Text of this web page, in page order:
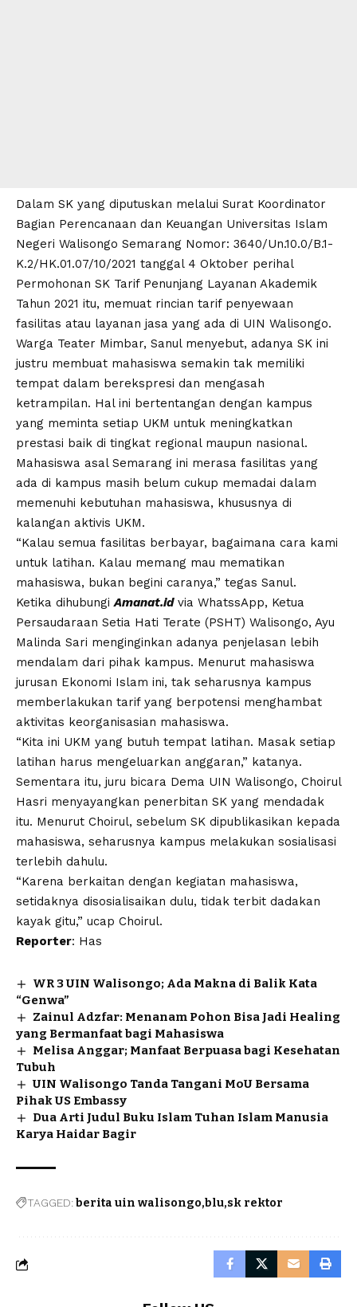
Dalam SK yang diputuskan melalui Surat Koordinator
Bagian Perencanaan dan Keuangan Universitas Islam
Negeri Walisongo Semarang Nomor: 3640/Un.10.0/B.1-
K.2/HK.01.07/10/2021 tanggal 4 Oktober perihal
Permohonan SK Tarif Penunjang Layanan Akademik
Tahun 2021 itu, memuat rincian tarif penyewaan
fasilitas atau layanan jasa yang ada di UIN Walisongo.
Warga Teater Mimbar, Sanul menyebut, adanya SK ini
justru membuat mahasiswa semakin tak memiliki
tempat dalam berekspresi dan mengasah
ketrampilan. Hal ini bertentangan dengan kampus
yang meminta setiap UKM untuk meningkatkan
prestasi baik di tingkat regional maupun nasional.
Mahasiswa asal Semarang ini merasa fasilitas yang
ada di kampus masih belum cukup memadai dalam
memenuhi kebutuhan mahasiswa, khususnya di
kalangan aktivis UKM.
“Kalau semua fasilitas berbayar, bagaimana cara kami
untuk latihan. Kalau memang mau mematikan
mahasiswa, bukan begini caranya,” tegas Sanul.
Ketika dihubungiAmanat.idvia WhatssApp, Ketua
Persaudaraan Setia Hati Terate (PSHT) Walisongo, Ayu
Malinda Sari menginginkan adanya penjelasan lebih
mendalam dari pihak kampus. Menurut mahasiswa
jurusan Ekonomi Islam ini, tak seharusnya kampus
memberlakukan tarif yang berpotensi menghambat
aktivitas keorganisasian mahasiswa.
“Kita ini UKM yang butuh tempat latihan. Masak setiap
latihan harus mengeluarkan anggaran,” katanya.
Sementara itu, juru bicara Dema UIN Walisongo, Choirul
Hasri menyayangkan penerbitan SK yang mendadak
itu. Menurut Choirul, sebelum SK dipublikasikan kepada
mahasiswa, seharusnya kampus melakukan sosialisasi
terlebih dahulu.
“Karena berkaitan dengan kegiatan mahasiswa,
setidaknya disosialisaikan dulu, tidak terbit dadakan
kayak gitu,” ucap Choirul.
Reporter: Has
WR 3 UIN Walisongo; Ada Makna di Balik Kata
“Genwa”
Zainul Adzfar: Menanam Pohon Bisa Jadi Healing
yang Bermanfaat bagi Mahasiswa
Melisa Anggar; Manfaat Berpuasa bagi Kesehatan
Tubuh
UIN Walisongo Tanda Tangani MoU Bersama
Pihak US Embassy
Dua Arti Judul Buku Islam Tuhan Islam Manusia
Karya Haidar Bagir
TAGGED:berita uin walisongo blu sk rektor